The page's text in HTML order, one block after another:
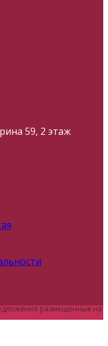
59, 2 этаж
размещенные на